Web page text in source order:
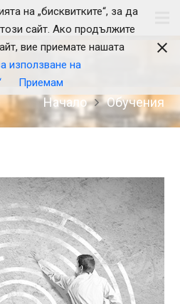
Начало Обучения
на „бисквитките“, за да
сайт. Ако продължите
вие приемате нашата
използване на
Приемам